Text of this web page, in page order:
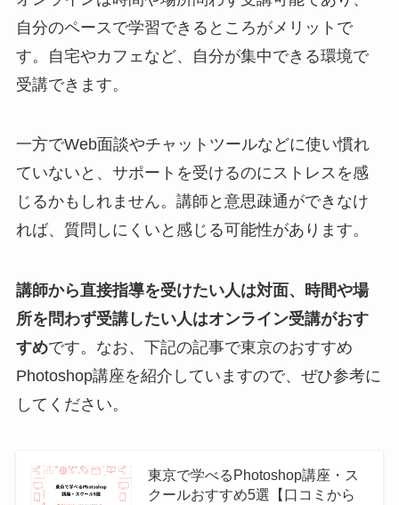
自分のペースで学習できるところがメリットで
す。自宅やカフェなど、自分が集中できる環境で
受講できます。
一方でWeb面談やチャットツールなどに使い慣れ
ていないと、サポートを受けるのにストレスを感
じるかもしれません。講師と意思疎通ができなけ
れば、質問しにくいと感じる可能性があります。
講師から直接指導を受けたい人は対面、時間や場
所を問わず受講したい人はオンライン受講がおす
すめです。なお、下記の記事で東京のおすすめ
Photoshop講座を紹介していますので、ぜひ参考に
してください。
東京で学べるPhotoshop講座・ス
クールおすすめ5選【口コミから